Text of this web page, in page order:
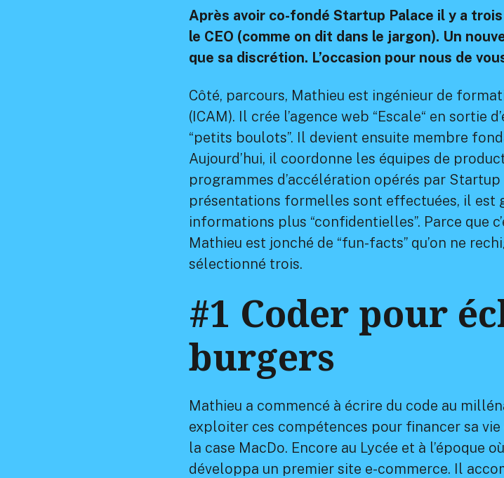
Après avoir co-fondé Startup Palace il y a
le CEO (comme on dit dans le jargon). Un
que sa discrétion. L’occasion pour nous de
Côté, parcours, Mathieu est ingénieur de
(ICAM). Il crée l’agence web “Escale“ en sortie
“petits boulots”. Il devient ensuite membre
Aujourd’hui, il coordonne les équipes de
programmes d’accélération opérés par
présentations formelles sont effectuées, il est
informations plus “confidentielles”. Parce que
Mathieu est jonché de “fun-facts” qu’on ne
sélectionné trois.
#1 Coder pour
burgers
Mathieu a commencé à écrire du code au
exploiter ces compétences pour financer sa
la case MacDo. Encore au Lycée et à l’époque
développa un premier site e-commerce. Il